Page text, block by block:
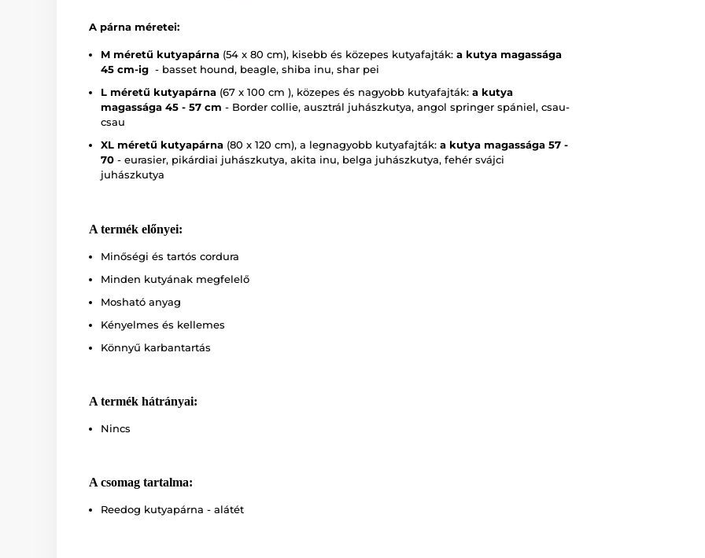
A párna méretei:
M méretű kutyapárna (54 x 80 cm), kisebb és közepes kutyafajták: a kutya magassága
45 cm-ig - basset hound, beagle, shiba inu, shar pei
L méretű kutyapárna (67 x 100 cm ), közepes és nagyobb kutyafajták: a kutya
magassága 45 - 57 cm - Border collie, ausztrál juhászkutya, angol springer spániel, csau-
csau
XL méretű kutyapárna (80 x 120 cm), a legnagyobb kutyafajták: a kutya magassága 57 -
70 - eurasier, pikárdiai juhászkutya, akita inu, belga juhászkutya, fehér svájci
juhászkutya
A termék előnyei:
Minőségi és tartós cordura
Minden kutyának megfelelő
Mosható anyag
Kényelmes és kellemes
Könnyű karbantartás
A termék hátrányai:
Nincs
A csomag tartalma:
Reedog kutyapárna - alátét